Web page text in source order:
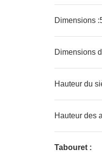
Dimensions
Dimensions
Hauteur du
Hauteur des
Tabouret :